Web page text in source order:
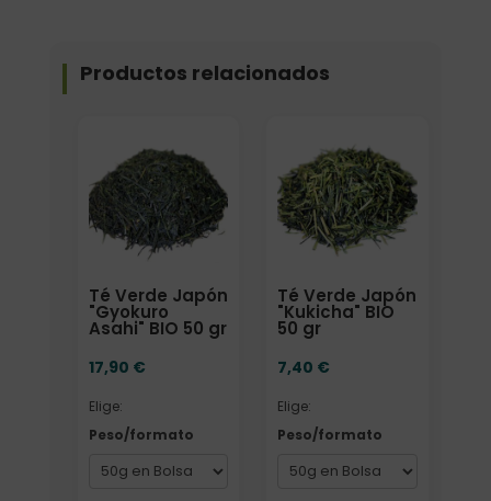
Productos relacionados
Té Verde Japón
"Gyokuro
Asahi" BIO 50 gr
17,90 €
Elige:
Peso/formato
Té Verde Japón
"Kukicha" BIO
50 gr
7,40 €
Elige:
Peso/formato